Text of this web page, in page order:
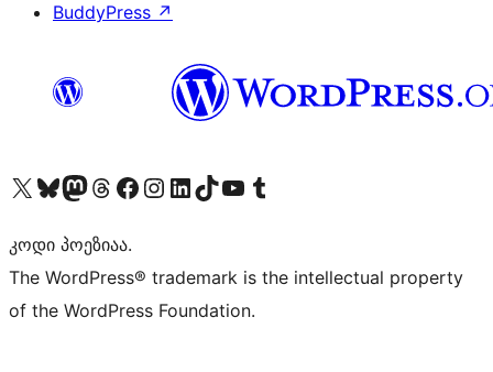
BuddyPress ↗
Visit our X (formerly Twitter) account
Visit our Bluesky account
Visit our Mastodon account
Visit our Threads account
Visit our Facebook page
Visit our Instagram account
Visit our LinkedIn account
Visit our TikTok account
Visit our YouTube channel
Visit our Tumblr account
კოდი პოეზიაა.
The WordPress® trademark is the intellectual property
of the WordPress Foundation.